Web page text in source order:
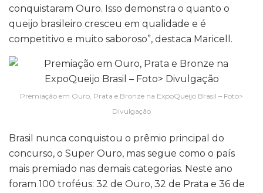
conquistaram Ouro. Isso demonstra o quanto o
queijo brasileiro cresceu em qualidade e é
competitivo e muito saboroso”, destaca Maricell.
Premiação em Ouro, Prata e Bronze na ExpoQueijo Brasil – Foto>
Divulgação
Brasil nunca conquistou o prêmio principal do
concurso, o Super Ouro, mas segue como o país
mais premiado nas demais categorias. Neste ano
foram 100 troféus: 32 de Ouro, 32 de Prata e 36 de